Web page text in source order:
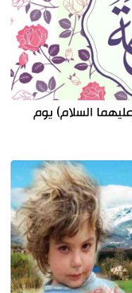
السلام) يوم